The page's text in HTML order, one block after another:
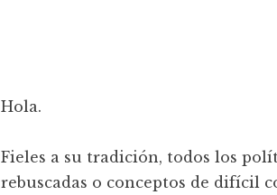
Hola.
Fieles a su tradición, todos los
rebuscadas o conceptos de difícil